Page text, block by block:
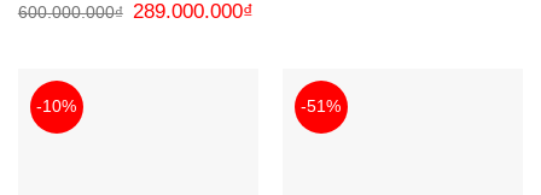
600.000.000₫
Giá
gốc
289.000.000₫Giá
-10% -51%